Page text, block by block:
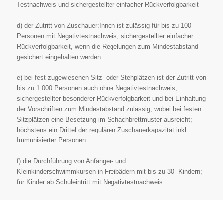
Testnachweis und sichergestellter einfacher Rückverfolgbarkeit
d) der Zutritt von Zuschauer:Innen ist zulässig für bis zu 100
Personen mit Negativtestnachweis, sichergestellter einfacher
Rückverfolgbarkeit, wenn die Regelungen zum Mindestabstand
gesichert eingehalten werden
e) bei fest zugewiesenen Sitz- oder Stehplätzen ist der Zutritt von
bis zu 1.000 Personen auch ohne Negativtestnachweis,
sichergestellter besonderer Rückverfolgbarkeit und bei Einhaltung
der Vorschriften zum Mindestabstand zulässig, wobei bei festen
Sitzplätzen eine Besetzung im Schachbrettmuster ausreicht;
höchstens ein Drittel der regulären Zuschauerkapazität inkl.
Immunisierter Personen
f) die Durchführung von Anfänger- und
Kleinkinderschwimmkursen in Freibädern mit bis zu 30 Kindern;
für Kinder ab Schuleintritt mit Negativtestnachweis